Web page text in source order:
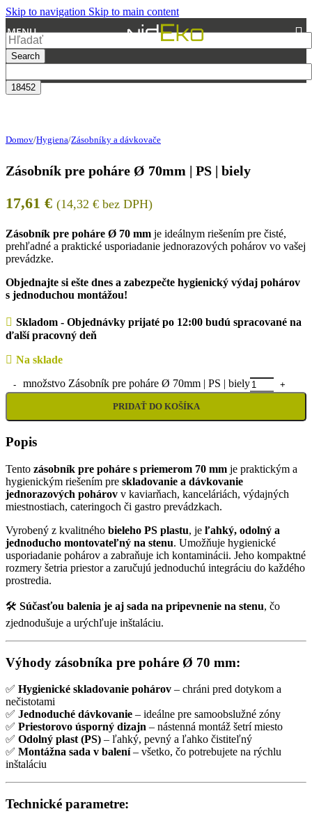
Skip to navigation Skip to main content
MENU
Search
Domov/Hygiena/Zásobníky a dávkovače
Zásobník pre poháre Ø 70mm | PS | biely
17,61 € (14,32 € bez DPH)
Zásobník pre poháre Ø 70 mm je ideálnym riešením pre čisté,
prehľadné a praktické usporiadanie jednorazových pohárov vo vašej
prevádzke.
Objednajte si ešte dnes a zabezpečte hygienický výdaj pohárov
s jednoduchou montážou!
Skladom - Objednávky prijaté po 12:00 budú spracované na
ďalší pracovný deň
Na sklade
množstvo Zásobník pre poháre Ø 70mm | PS | biely
PRIDAŤ DO KOŠÍKA
Popis
Tento zásobník pre poháre s priemerom 70 mm je praktickým a
hygienickým riešením pre skladovanie a dávkovanie
jednorazových pohárov v kaviarňach, kanceláriách, výdajných
miestnostiach, cateringoch či gastro prevádzkach.
Vyrobený z kvalitného bieleho PS plastu, je ľahký, odolný a
jednoducho montovateľný na stenu. Umožňuje hygienické
usporiadanie pohárov a zabraňuje ich kontaminácii. Jeho kompaktné
rozmery šetria priestor a zaručujú jednoduchú integráciu do každého
prostredia.
🛠️ Súčasťou balenia je aj sada na pripevnenie na stenu, čo
zjednodušuje a urýchľuje inštaláciu.
Výhody zásobníka pre poháre Ø 70 mm:
✅ Hygienické skladovanie pohárov – chráni pred dotykom a
nečistotami
✅ Jednoduché dávkovanie – ideálne pre samoobslužné zóny
✅ Priestorovo úsporný dizajn – nástenná montáž šetrí miesto
✅ Odolný plast (PS) – ľahký, pevný a ľahko čistiteľný
✅ Montážna sada v balení– všetko, čo potrebujete na rýchlu
inštaláciu
Technické parametre: